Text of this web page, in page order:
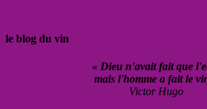
le blog du vin
« Dieu n'avait fait que
mais l'homme a fait le
Victor Hugo